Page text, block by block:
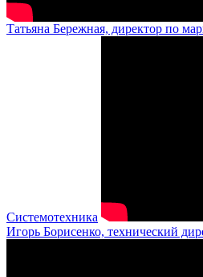
Татьяна Бережная, директор по
Системотехника
Игорь Борисенко, технический